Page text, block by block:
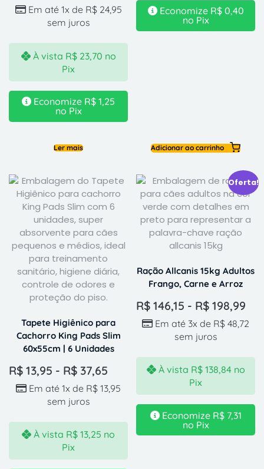
Em até 1x de R$24,95
sem juros
À vista R$23,70 no
Pix
Economize R$ 1,25
no Pix
Ler mais
Economize R$0,40
no Pix
Adicionar ao carrinho
Tapete Higiênico para
Cachorro King Pads Slim
60x55cm | 6 Unidades
R$ 13,95 - R$ 37,65
Em até 1x de R$ 13,95
sem juros
À vista R$ 13,25 no
Pix
Oferta!
Ração Allcanis 15kg Adultos
Frango, Carne e Arroz
R$ 146,15 - R$ 198,99
Em até 3x de R$ 48,72
sem juros
À vista R$138,84 no
Pix
Economize R$7,31
no Pix